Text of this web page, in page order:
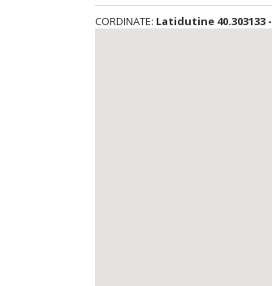
CORDINATE: Latidutine 40.303133